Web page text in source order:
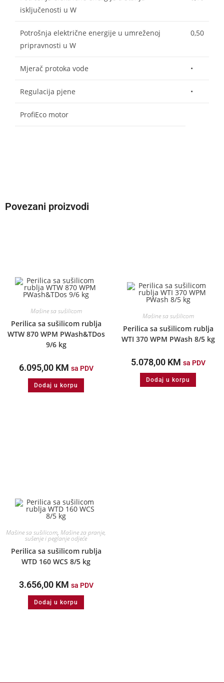
isključenosti u W
Potrošnja električne energije u umreženoj
pripravnosti u W
0,50
Mjerač protoka vode •
Regulacija pjene •
ProfiEco motor
Povezani proizvodi
Mašine sa sušilicom
Perilica sa sušilicom rublja
WTW 870 WPM PWash&TDos
9/6 kg
6.095,00 KM sa PDV
Dodaj u korpu
Mašine sa sušilicom
Perilica sa sušilicom rublja
WTI 370 WPM PWash 8/5 kg
5.078,00 KM sa PDV
Dodaj u korpu
Mašine sa sušilicom, Mašine za pranje,
sušenje i peglanje odjeće
Perilica sa sušilicom rublja
WTD 160 WCS 8/5 kg
3.656,00 KM sa PDV
Dodaj u korpu